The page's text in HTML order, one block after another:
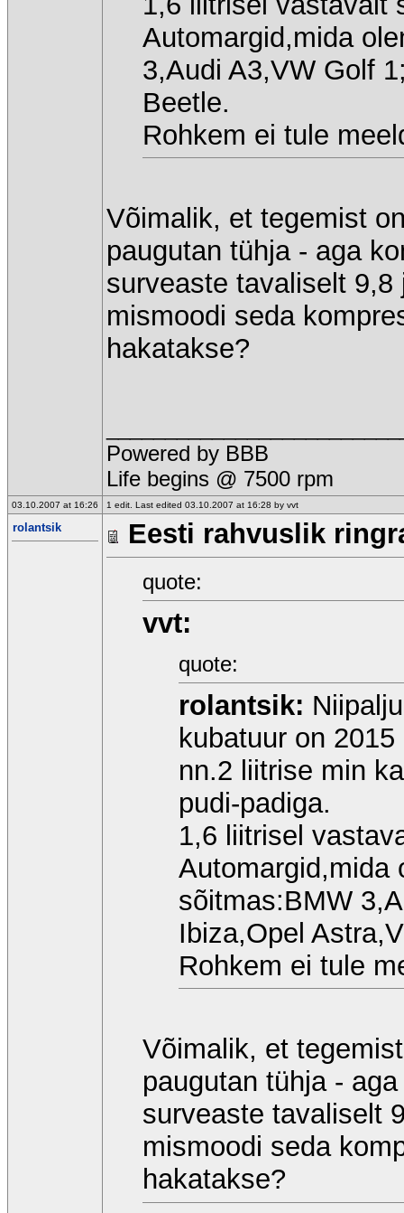
Automargid,mida
3,Audi A3,VW Golf
Beetle.
Rohkem ei tule
Võimalik, et tegemist
paugutan tühja - aga
surveaste tavaliselt
mismoodi seda
hakatakse?
Powered by BBB
Life begins @ 7500 rpm
03.10.2007 at 16:26 1 edit. Last edited 03.10.2007 at 16:28 by vvt
rolantsik Eesti rahvuslik
quote:
vvt:
quote:
rolantsik:
kubatuur on 2015
nn.2 liitrise min
pudi-padiga.
1,6 liitrisel
Automargid,mida
sõitmas:BMW
Ibiza,Opel
Rohkem ei tule
Võimalik, et
paugutan tühja -
surveaste tavaliselt
mismoodi seda
hakatakse?